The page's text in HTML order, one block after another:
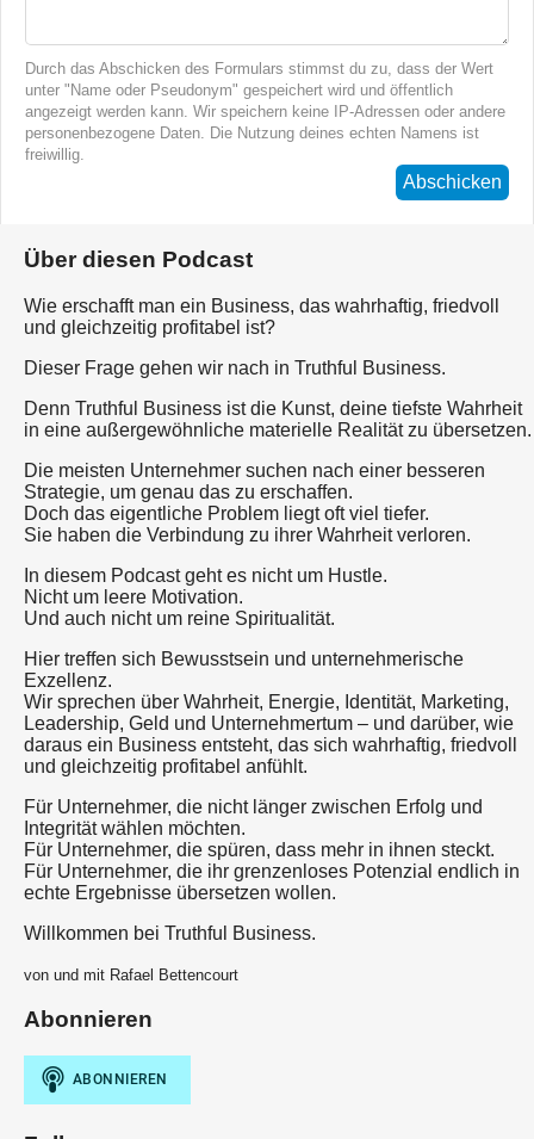
Durch das Abschicken des Formulars stimmst du zu, dass der Wert
unter "Name oder Pseudonym" gespeichert wird und öffentlich
angezeigt werden kann. Wir speichern keine IP-Adressen oder andere
personenbezogene Daten. Die Nutzung deines echten Namens ist
freiwillig.
Abschicken
Über diesen Podcast
Wie erschafft man ein Business, das wahrhaftig, friedvoll
und gleichzeitig profitabel ist?
Dieser Frage gehen wir nach in Truthful Business.
Denn Truthful Business ist die Kunst, deine tiefste Wahrheit
in eine außergewöhnliche materielle Realität zu übersetzen.
Die meisten Unternehmer suchen nach einer besseren
Strategie, um genau das zu erschaffen.
Doch das eigentliche Problem liegt oft viel tiefer.
Sie haben die Verbindung zu ihrer Wahrheit verloren.
In diesem Podcast geht es nicht um Hustle.
Nicht um leere Motivation.
Und auch nicht um reine Spiritualität.
Hier treffen sich Bewusstsein und unternehmerische
Exzellenz.
Wir sprechen über Wahrheit, Energie, Identität, Marketing,
Leadership, Geld und Unternehmertum – und darüber, wie
daraus ein Business entsteht, das sich wahrhaftig, friedvoll
und gleichzeitig profitabel anfühlt.
Für Unternehmer, die nicht länger zwischen Erfolg und
Integrität wählen möchten.
Für Unternehmer, die spüren, dass mehr in ihnen steckt.
Für Unternehmer, die ihr grenzenloses Potenzial endlich in
echte Ergebnisse übersetzen wollen.
Willkommen bei Truthful Business.
von und mit Rafael Bettencourt
Abonnieren